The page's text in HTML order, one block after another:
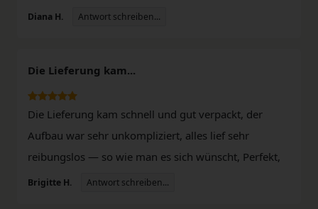
Diana H. Antwort schreiben...
Die Lieferung kam...
Die Lieferung kam schnell und gut verpackt, der
Aufbau war sehr unkompliziert, alles lief sehr
reibungslos — so wie man es sich wünscht, Perfekt,
Brigitte H. Antwort schreiben...